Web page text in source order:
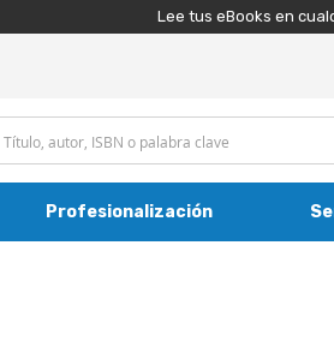
Lee tus eBooks en
Profesionalización